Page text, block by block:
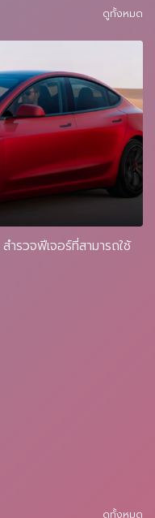
ดูทั้งหมด
รวจฟีเจอร์ที่สามารถใช้
ดูทั้งหมด